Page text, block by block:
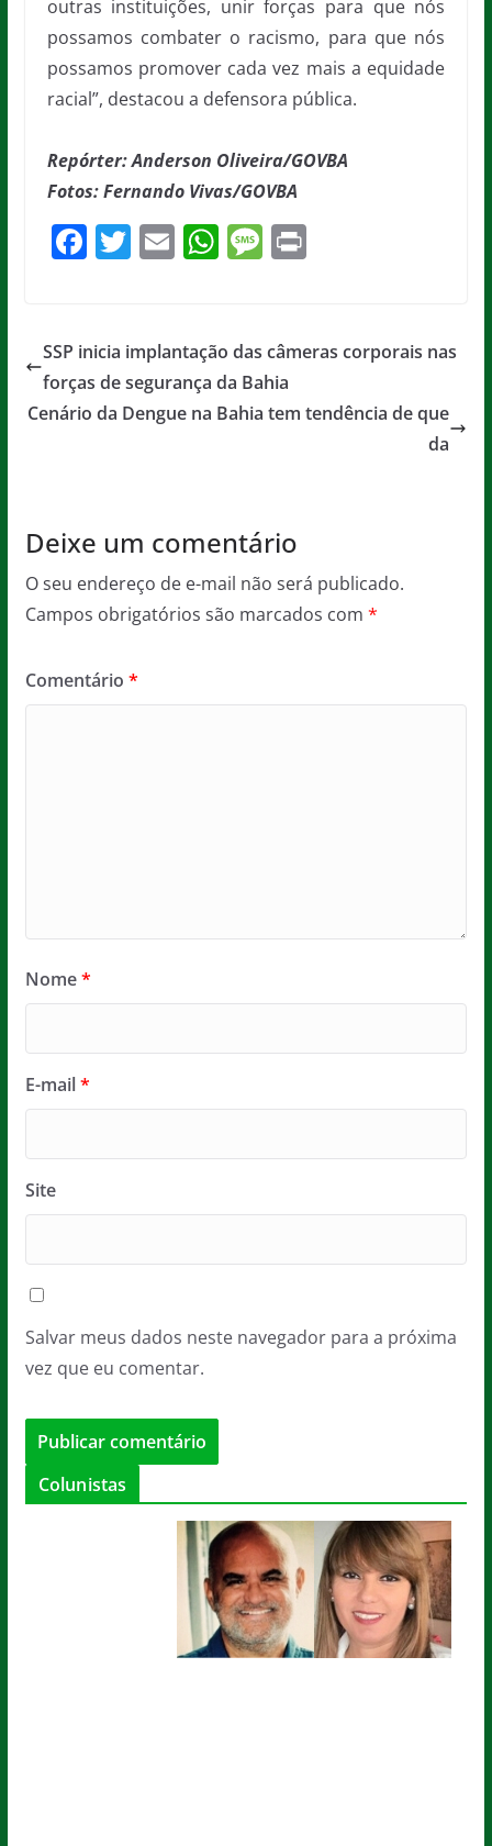
outras instituições, unir forças para que nós
possamos combater o racismo, para que nós
possamos promover cada vez mais a equidade
racial”, destacou a defensora pública.
Repórter: Anderson Oliveira/GOVBA
Fotos: Fernando Vivas/GOVBA
F
e
b
o
T
er
E
l
W
s
A
p
M
a
g
e
Pr
SSP inicia implantação das câmeras corporais nas
forças de segurança da Bahia
Cenário da Dengue na Bahia tem tendência de que
da
Deixe um comentário
O seu endereço de e-mail não será publicado.
Campos obrigatórios são marcados com *
Comentário *
Nome*
E-mail*
Site
Salvar meus dados neste navegador para a próxima
vez que eu comentar.
Colunistas